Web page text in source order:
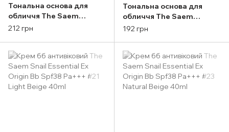
Тональна основа для
обличчя The Saem
Saemmul Airy Cotton
212 грн
Тональна основа для
обличчя The Saem
Saemmul Airy Cotton
192 грн